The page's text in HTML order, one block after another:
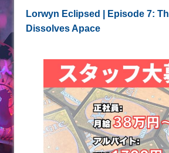
Lorwyn Eclipsed | Episode 7:
Dissolves Apace